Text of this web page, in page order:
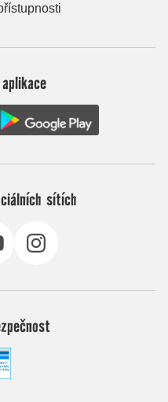
aplikace
sítích